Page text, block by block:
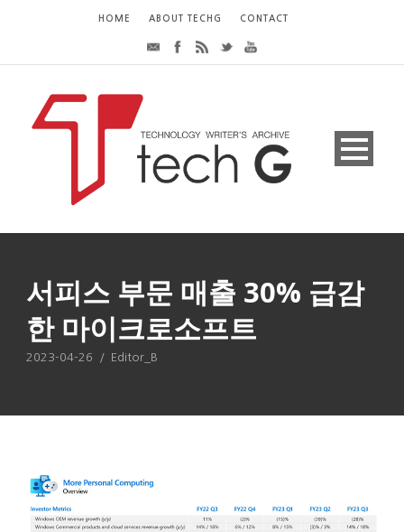
HOME ABOUT TECHG CONTACT
서피스 부문 매출 30% 급감
한 마이크로소프트
2023-04-26 / Editor_B